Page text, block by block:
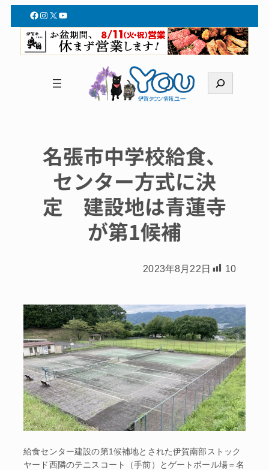
Facebook
Instagram
X YouTube
索
名張市中学校給食、
センター方式に決
定 建設地は青蓮寺
が第1候補
2023年8月22日 10
給食センター建設の第1候補地とされた伊賀南部ストック
ヤード西隣のテニスコート（手前）とゲートボール場＝名